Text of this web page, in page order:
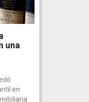
una
en